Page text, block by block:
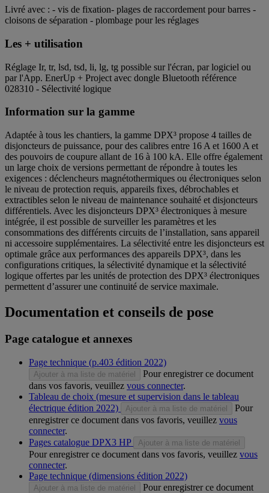
Livré avec : - vis de fixation- plages de raccordement pour barres -
cloisons de séparation - plombage pour les réglages
Les + utilisation
Réglage Ir, tr, lsd, tsd, li, lg, tg possible sur l'écran, par logiciel ou
par l'App. EnerUp + Project avec dongle Bluetooth référence
028310 - Sélectivité logique
Information sur la gamme
Adaptée à tous les chantiers, la gamme DPX³ propose 4 tailles de
disjoncteurs de puissance, pour des calibres entre 16 A et 1600 A et
des pouvoirs de coupure allant de 16 à 100 kA. Elle offre également
un large choix de versions permettant de répondre à toutes les
exigences : déclencheurs magnétothermiques ou électroniques selon
le niveau de protection requis, appareils fixes, débrochables et
extractibles selon le niveau de maintenance souhaité et disjoncteurs
différentiels. Avec les disjoncteurs DPX³ électroniques à mesure
intégrée, il est possible de surveiller les paramètres et les
consommations des différents circuits de l’installation, sans appareil
ni accessoire supplémentaires. La sélectivité entre les disjoncteurs est
optimale grâce aux performances des appareils DPX³, dans les
configurations critiques, la sélectivité dynamique et la sélectivité
logique offertes par les unités de protection des DPX³ électroniques
permettent d’assurer une continuité de service maximale.
Documentation et conseils de pose
Page catalogue et annexes
Page technique (p.403 édition 2022)
Ajouter à ma liste de matériel
Pour enregistrer ce document
dans vos favoris, veuillez vous connecter.
Tableau de choix (mesure et supervision dans le tableau
électrique édition 2022)
Ajouter à ma liste de matériel
Pour
enregistrer ce document dans vos favoris, veuillez vous
connecter.
Pages catalogue DPX3 HP
Ajouter à ma liste de matériel
Pour enregistrer ce document dans vos favoris, veuillez vous
connecter.
Page technique (dimensions édition 2022)
Ajouter à ma liste de matériel
Pour enregistrer ce document